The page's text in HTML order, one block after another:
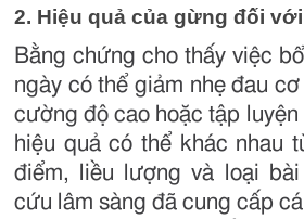
2. Hiệu quả của gừng đối
Bằng chứng cho thấy việc
ngày có thể giảm nhẹ đau
cường độ cao hoặc tập
hiệu quả có thể khác nhau
điểm, liều lượng và loại
cứu lâm sàng đã cung cấp